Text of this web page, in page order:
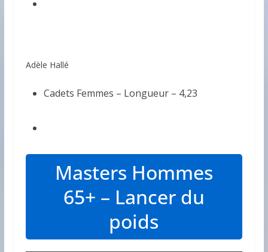
Adèle Hallé
Cadets Femmes – Longueur – 4,23
Masters Hommes
65+ – Lancer du
poids